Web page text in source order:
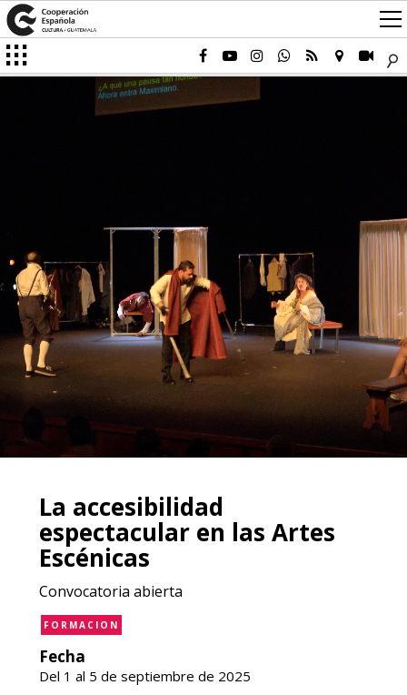
La accesibilidad
espectacular en las Artes
Escénicas
Convocatoria abierta
FORMACION
Fecha
Del 1 al 5 de septiembre de 2025